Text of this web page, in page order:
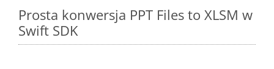
Prosta konwersja PPT Files to XLSM w
Swift SDK